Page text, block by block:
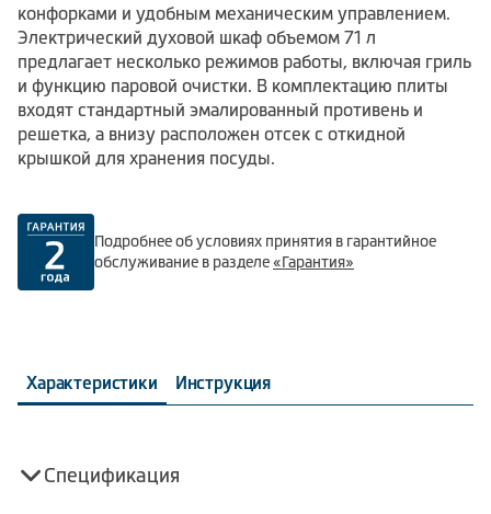
конфорками и удобным механическим управлением.
Электрический духовой шкаф объемом 71 л
предлагает несколько режимов работы, включая гриль
и функцию паровой очистки. В комплектацию плиты
входят стандартный эмалированный противень и
решетка, а внизу расположен отсек с откидной
крышкой для хранения посуды.
Подробнее об условиях принятия в гарантийное
обслуживание в разделе«Гарантия»
Характеристики Инструкция
Спецификация